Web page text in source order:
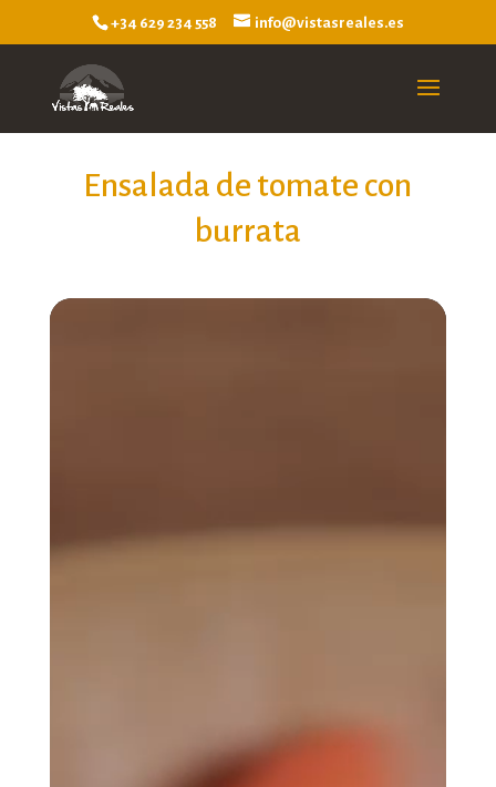
+34 629 234 558 info@vistasreales.es
Ensalada de tomate con
burrata
Reproductor